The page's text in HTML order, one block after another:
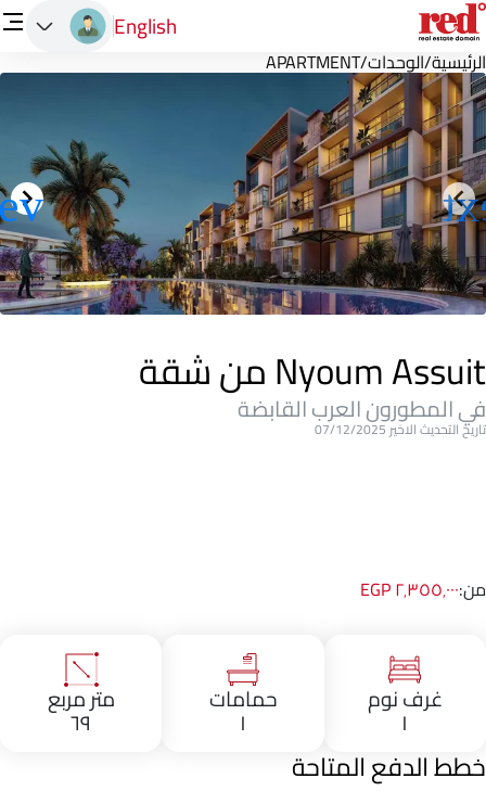
English
الرئيسية/الوحدات/
APARTMENT
Nyoum Assuit من شقة
في المطورون العرب القابضة
تاريخ التحديث الاخير 07/12/2025
من:٢٬٣٥٥٬٠٠٠ EGP
غرف نوم
١
حمامات
١
متر مربع
٦٩
خطط الدفع المتاحة